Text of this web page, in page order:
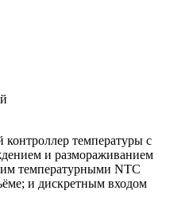
температуры с
и размораживанием
температурными NTC
и дискретным входом